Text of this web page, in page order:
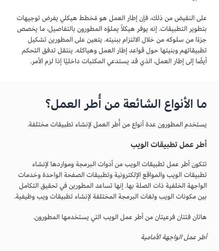
على النقيض من ذلك، فإن إطار العمل هو مُخطط هيكلي يفرض توجيهات
بتطوير التطبيقات. إنه يوفر هيكلاً يملؤه المطورون بالتفاصيل، ما يخصص
جزءًا من سلوكه من خلال الالتزام ببنيته. يتعين على المطورين تشكيل
تطبيقاتهم وبنيتها حول قواعد إطار العمل وهياكله. ينتقل تدفق التحكم
أيضًا إلى إطار العمل، الذي قد يستدعي المكتبات داخليًا إذا لزم الأمر.
ما الأنواع الشائعة من أُطر العمل؟
يستخدم المطورون عدة أنواع من أُطر العمل لإنشاء تطبيقات مختلفة.
أطر عمل تطبيقات الويب
تتكون أطر عمل تطبيقات الويب من أدوات البرمجة ومواردها لإنشاء
تطبيقات الويب والمواقع الإلكترونية وتطبيقات الصفحة الواحدة وخدمات
الواجهة الخلفية ذات الصلة بها. إنها تساعد المطورين في تحقيق التكامل
بين مكونات الويب ولغات البرمجة المختلفة لإنشاء تطبيقات ويب وظيفية.
هاتان فئتان فرعيتان من أطر عمل الويب التي يستخدمها المطورون.
أطر عمل الواجهة الأمامية